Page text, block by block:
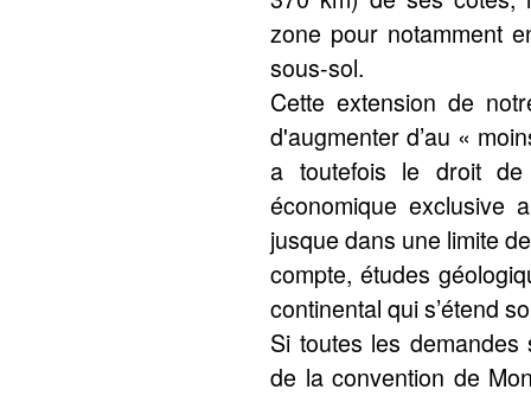
zone pour notamment
sous-sol.
Cette extension de
d'augmenter d’au «
a toutefois le droit de
économique exclusive
jusque dans une limite
compte, études
continental qui s’étend
Si toutes les
de la convention de